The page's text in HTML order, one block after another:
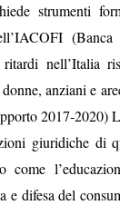
strumenti
(Banca
nell’Italia
anziani e
2017‑2020)
giuridiche di
come
e difesa del